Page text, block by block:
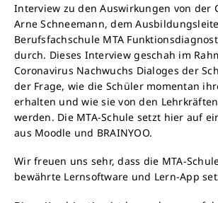
Interview zu den Auswirkungen von der
Arne Schneemann, dem
Berufsfachschule MTA
durch. Dieses Interview geschah im
Coronavirus Nachwuchs Dialoges der
der Frage, wie die Schüler momentan
erhalten und wie sie von den
werden. Die MTA-Schule setzt hier auf
aus Moodle und BRAINYOO.
Wir freuen uns sehr, dass die MTA-
bewährte Lernsoftware und Lern-App